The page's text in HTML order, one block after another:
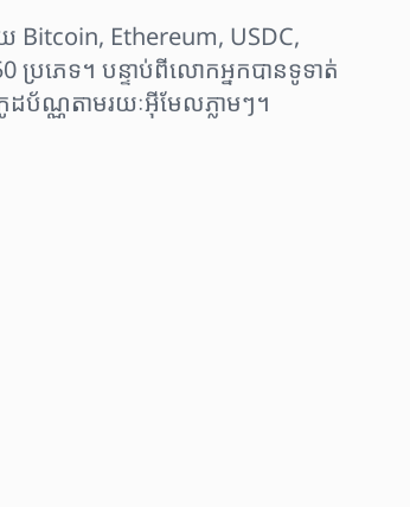
Ethereum, USDC,
ប្រភេទ។ បន្ទាប់ពីលោកអ្នកបានទូទាត់
ប័ណ្ណតាមរយៈអ៊ីមែលភ្លាមៗ។